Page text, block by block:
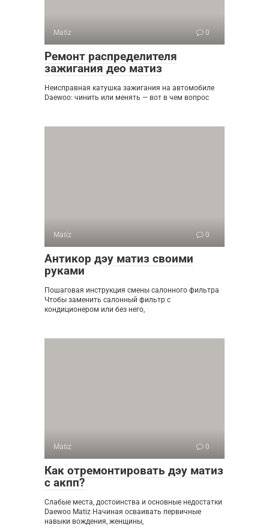
Matiz 0
Ремонт распределителя
зажигания део матиз
Неисправная катушка зажигания на автомобиле
Daewoo: чинить или менять — вот в чем вопрос
Matiz 0
Антикор дэу матиз своими
руками
Пошаговая инструкция смены салонного фильтра
Чтобы заменить салонный фильтр с
кондиционером или без него,
Matiz 0
Как отремонтировать дэу матиз
с акпп?
Слабые места, достоинства и основные недостатки
Daewoo Matiz Начиная осваивать первичные
навыки вождения, женщины,